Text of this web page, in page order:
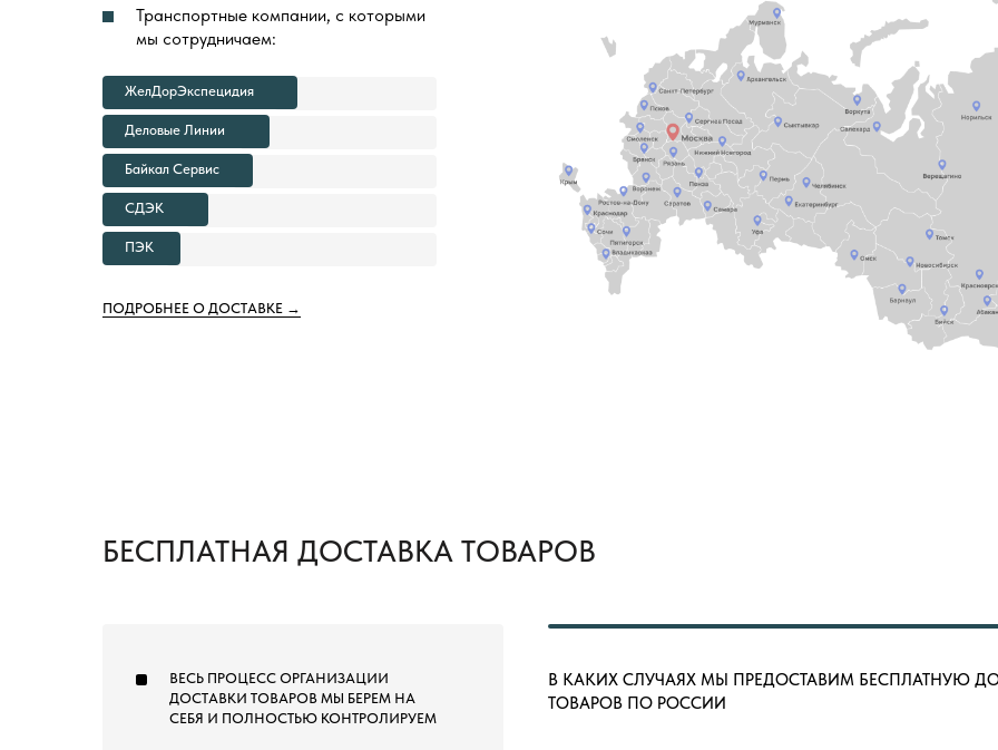
Транспортные компании, с которыми
мы сотрудничаем:
ЖелДорЭкспецидия
Деловые Линии
Байкал Сервис
СДЭК
ПЭК
ПОДРОБНЕЕ О ДОСТАВКЕ →
БЕСПЛАТНАЯ ДОСТАВКА ТОВАРОВ
ВЕСЬ ПРОЦЕСС ОРГАНИЗАЦИИ
ДОСТАВКИ ТОВАРОВ МЫ БЕРЕМ НА
СЕБЯ И ПОЛНОСТЬЮ КОНТРОЛИРУЕМ
В КАКИХ СЛУЧАЯХ МЫ ПРЕДОСТАВИМ БЕСПЛАТНУЮ
ТОВАРОВ ПО РОССИИ